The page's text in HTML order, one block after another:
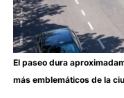
El paseo dura
más emblemáticos de la